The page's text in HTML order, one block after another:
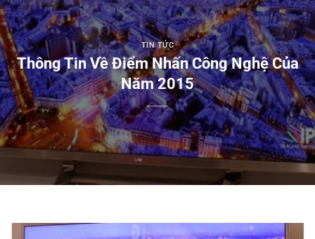
TIN TỨC
Thông Tin Về Điểm Nhấn Công Nghệ Của
Năm 2015